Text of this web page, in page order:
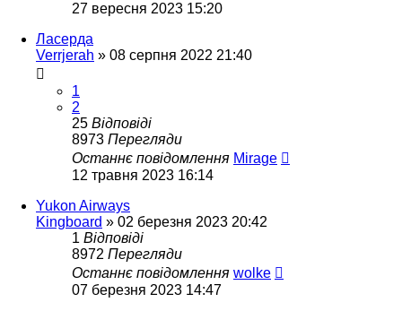
27 вересня 2023 15:20
Ласерда
Verrjerah » 08 серпня 2022 21:40
1
2
25 Відповіді
8973 Перегляди
Останнє повідомлення Mirage
12 травня 2023 16:14
Yukon Airways
Kingboard » 02 березня 2023 20:42
1 Відповіді
8972 Перегляди
Останнє повідомлення wolke
07 березня 2023 14:47